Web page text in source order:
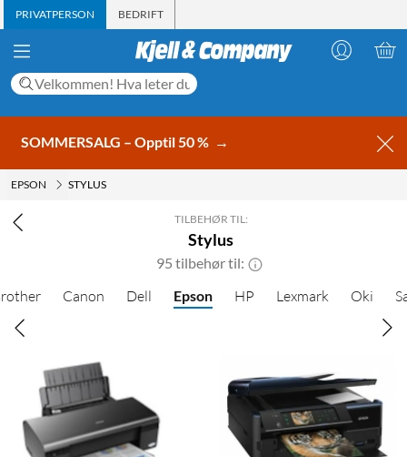
PRIVATPERSON BEDRIFT
SOMMERSALG – Opptil 50 % →
EPSON STYLUS
TILBEHØR TIL:
Stylus
95 tilbehør til:
Canon Dell Epson HP Lexmark Oki